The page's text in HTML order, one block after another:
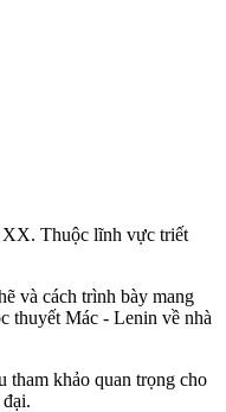
XX. Thuộc lĩnh vực triết
và cách trình bày mang
thuyết Mác - Lenin về nhà
tham khảo quan trọng cho